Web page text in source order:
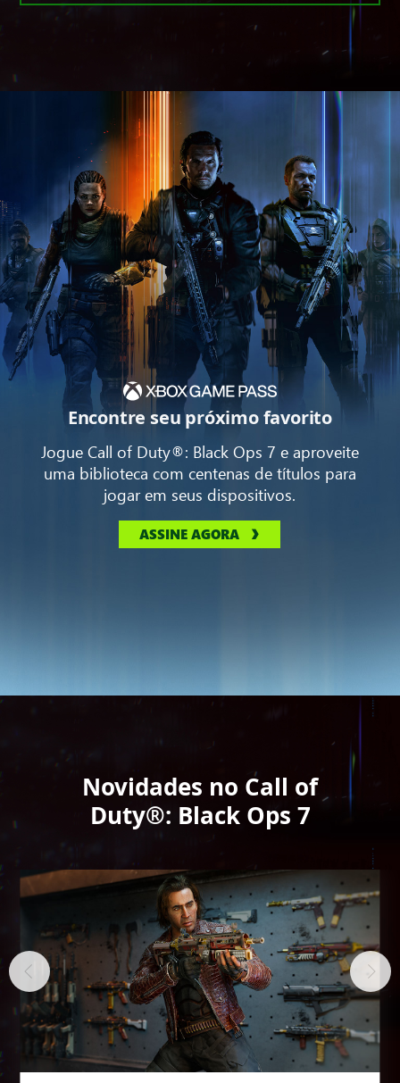
Encontre seu próximo favorito
Jogue Call of Duty®: Black Ops 7 e aproveite
uma biblioteca com centenas de títulos para
jogar em seus dispositivos.
ASSINE AGORA
Novidades no Call of
Duty®: Black Ops 7